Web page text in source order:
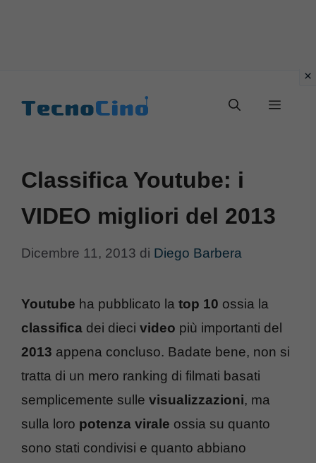
Menu
Classifica Youtube: i
VIDEO migliori del 2013
Dicembre 11, 2013 di Diego Barbera
Youtube ha pubblicato la top 10 ossia la
classifica dei dieci video più importanti del
2013 appena concluso. Badate bene, non si
tratta di un mero ranking di filmati basati
semplicemente sulle visualizzazioni, ma
sulla loro potenza virale ossia su quanto
sono stati condivisi e quanto abbiano